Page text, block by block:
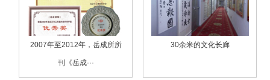
2007年至2012年，岳成所所
刊《岳成···
30余米的文化长廊